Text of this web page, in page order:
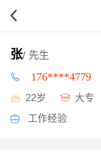
张/ 先生
176****4779
22岁 大专
工作经验